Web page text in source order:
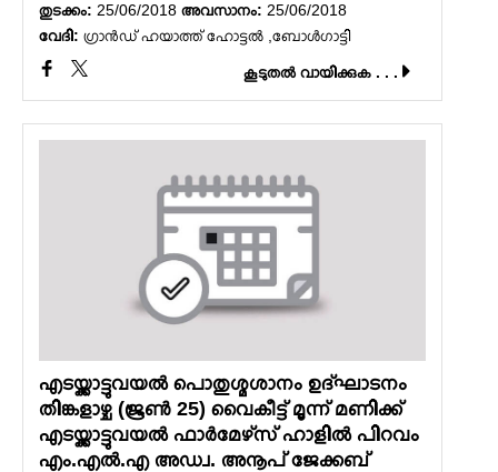
തുടക്കം: 25/06/2018 അവസാനം: 25/06/2018
വേദി: ഗ്രാൻഡ് ഹയാത്ത് ഹോട്ടൽ ,ബോൾഗാട്ടി
കൂടുതല്‍ വായിക്കുക . . .
എടയ്ക്കാട്ടുവയല്‍ പൊതുശ്മശാനം ഉദ്ഘാടനം
തിങ്കളാഴ്ച (ജൂണ്‍ 25) വൈകീട്ട് മൂന്ന് മണിക്ക്
എടയ്ക്കാട്ടുവയല്‍ ഫാര്‍മേഴ്‌സ് ഹാളില്‍ പിറവം
എം.എല്‍.എ അഡ്വ. അനൂപ് ജേക്കബ്